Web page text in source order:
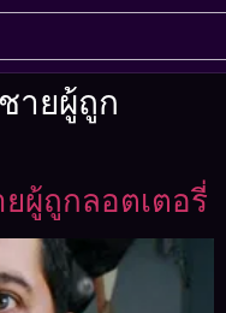
ายผู้ถูก
ผู้ถูกลอตเตอรี่